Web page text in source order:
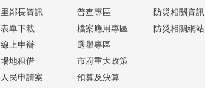
里鄰長資訊
表單下載
線上申辦
場地租借
人民申請案
普查專區
檔案應用專區
選舉專區
市府重大政策
預算及決算
防災相關資訊
防災相關網站